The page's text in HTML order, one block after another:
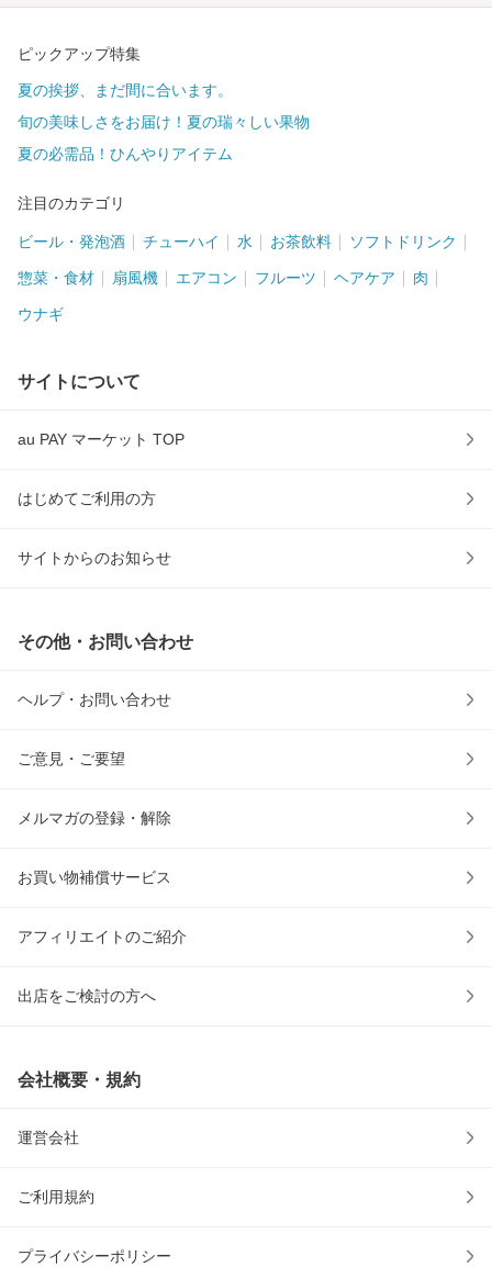
ピックアップ特集
夏の挨拶、まだ間に合います。
旬の美味しさをお届け！夏の瑞々しい果物
夏の必需品！ひんやりアイテム
注目のカテゴリ
ビール・発泡酒 チューハイ 水 お茶飲料 ソフトドリンク
惣菜・食材 扇風機 エアコン フルーツ ヘアケア 肉
ウナギ
サイトについて
au PAY マーケット TOP
はじめてご利用の方
サイトからのお知らせ
その他・お問い合わせ
ヘルプ・お問い合わせ
ご意見・ご要望
メルマガの登録・解除
お買い物補償サービス
アフィリエイトのご紹介
出店をご検討の方へ
会社概要・規約
運営会社
ご利用規約
プライバシーポリシー